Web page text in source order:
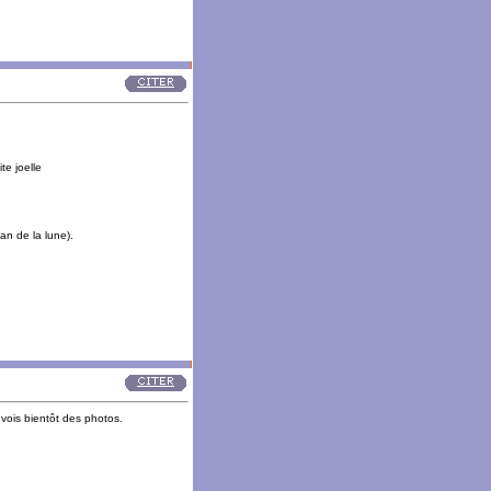
joelle
de la lune).
bientôt des photos.